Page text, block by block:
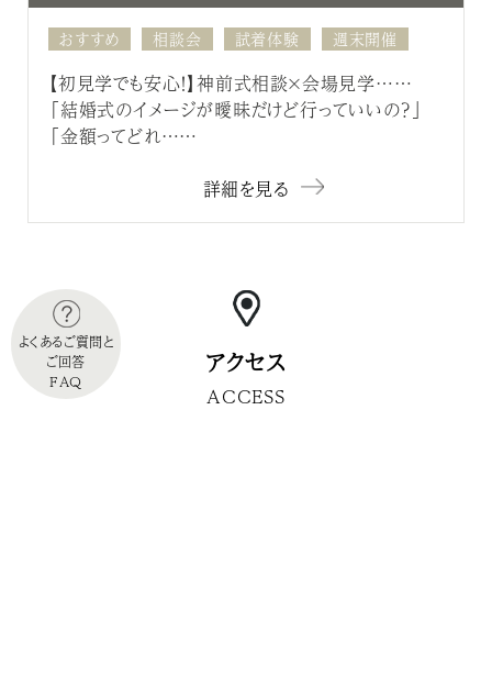
おすすめ 相談会 試着体験 週末開催
【初見学でも安心！】神前式相談×会場見学……
「結婚式のイメージが曖昧だけど行っていいの？」
「金額ってどれ……
詳細を見る
アクセス
ACCESS
よくあるご質問と
ご回答
FAQ